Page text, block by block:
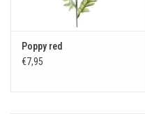
Poppy red
€7,95